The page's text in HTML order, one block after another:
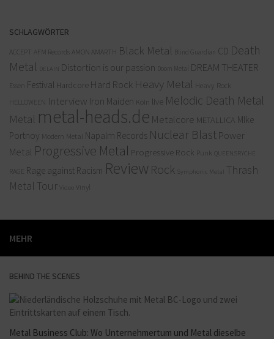
SCHLAGWÖRTER
ACCEPT AFM Records AMON AMARTH Black Metal Blind Guardian CD Death
Metal
DELAIN Distortion is our passion Doom Metal DREAM THEATER
Essen Festival Hardcore Hard Rock Heavy Metal Heavy Rock
HELLOWEEN Interview Iron Maiden Köln live Melodic Death Metal
Metal metal-heads.de Metalcore METALLICA MIke
Portnoy Modern Metal Napalm Records Nuclear Blast Power
Metal Progressive Metal Progressive Rock Punk QUEENSRYCHE
RAGE Rage against Racism Review Rock Symphonic Metal
Thrash
Metal Tour Video Vinyl
MEHR
BEHIND THE SCENES
Metal Business Club: Wo Unternehmertum und Metal dieselbe